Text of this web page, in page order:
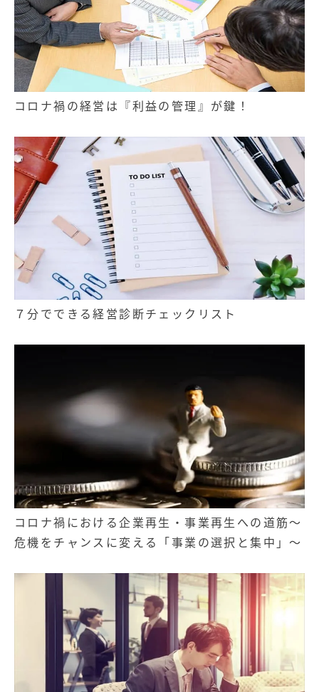
コロナ禍の経営は『利益の管理』が鍵！
７分でできる経営診断チェックリスト
コロナ禍における企業再生・事業再生への道筋～
危機をチャンスに変える「事業の選択と集中」～